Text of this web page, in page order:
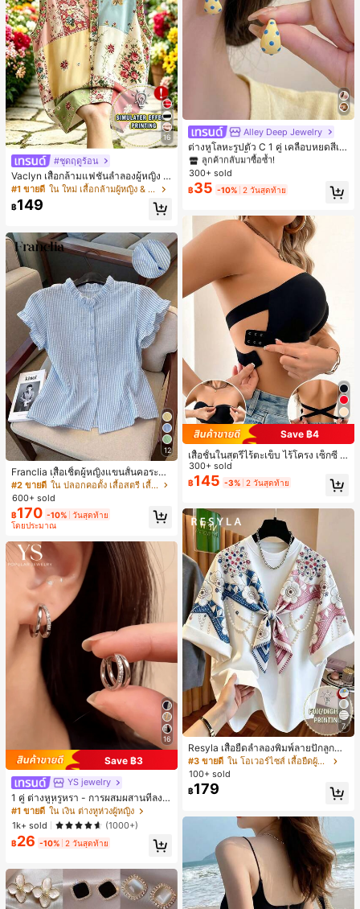
16
#ชุดฤดูร้อน
Vaclyn เสื้อกล้ามแฟชั่นลำลองผู้หญิง ล
ายแพตช์เวิร์ก แขนกุด คอกลม ติดกระดุ
ม
#1 ขายดี ใน ใหม่ เสื้อกล้ามผู้หญิง & Camis
฿149
12
Franclia เสื้อเชิ้ตผู้หญิงแขนสั้นคอระบา
ยกระดุมเดี่ยวลายทาง
#2 ขายดี
ใน ปลอกคอตั้ง เสื้อสตรี เสื้อเบลาส์ & Tee
600+ sold
฿170 -10% วันสุดท้าย
โดยประมาณ
16
Save ฿3
YS jewelry
1 คู่ ต่างหูหรูหรา - การผสมผสานที่ลงตั
วของแฟชั่นและความซับซ้อน, ดีไซน์ส
องชั้น, เหมาะสำหรับสุภาพสตรีและนักเ
รียน, ต่างหูทองแดงฝังไมโคร
#1 ขายดี ใน เงิน ต่างหูห่วงผู้หญิง
1k+ sold
(1000+)
฿26 -10% 2 วันสุดท้าย
Alley Deep Jewelry
ต่างหูโลหะรูปตัว C 1 คู่ เคลือบหยดสีเห
ลือง ลายจุดสีน้ำเงิน สไตล์ยุโรปและอเม
ริกัน แฟชั่นส่วนตัว หวานและสง่างาม
สำหรับผู้หญิงและเด็กหญิง สำหรับการเ
ดินทาง งานแต่งงาน ปาร์ตี้ วันเกิด ของ
#1 ขายดี ใน โบโฮ ต่างหูผู้หญิง
ลูกค้ากลับมาซื้อซ้ำ!
เกือบหมดแล้ว!
#1 ขายดี ใน โบโฮ ต่างหูผู้หญิง
ลูกค้ากลับมาซื้อซ้ำ!
เกือบหมดแล้ว!
#1 ขายดี ใน โบโฮ ต่างหูผู้หญิง
ลูกค้ากลับมาซื้อซ้ำ!
เกือบหมดแล้ว!
#1 ขายดี ใน โบโฮ ต่างหูผู้หญิง
เกือบหมดแล้ว!
300+ sold
฿35 -10% 2 วันสุดท้าย
Save ฿4
เสื้อชั้นในสตรีไร้ตะเข็บ ไร้โครง เซ็กซี่ ด้
านข้างไม่ลื่น แผ่นรองถอดได้ ลายไขว้ห
ลัง ไร้สาย สบายตลอดวัน
300+ sold
฿145 -3% 2 วันสุดท้าย
7
Resyla เสื้อยืดลำลองพิมพ์ลายปักลูกปัด
รูปโบว์ขนาดใหญ่สำหรับผู้หญิง
#3 ขายดี
ใน โอเวอร์ไซส์ เสื้อยืดผู้หญิง
100+ sold
฿179